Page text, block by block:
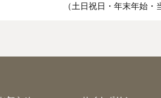
（土日祝日・年末年始・